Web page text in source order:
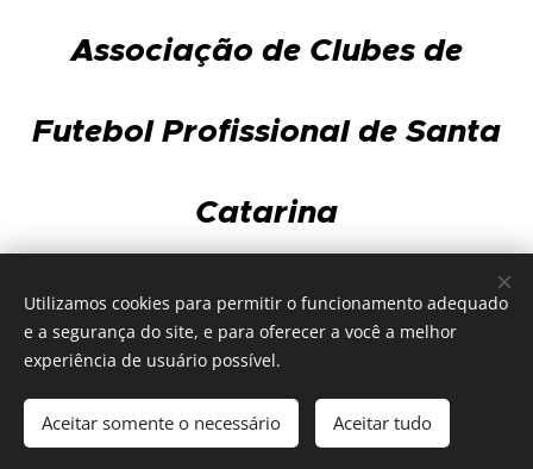
Associação de Clubes de
Futebol Profissional de Santa
Catarina
Av. Gov. Ivo Silveira, 3.568 - sala 101 - Capoeiras
88085-002 - Florianópolis
Fone/Fax 48 3025-7858 | WhatsApp 48 99906-5917
Webnode
Utilizamos cookies para permitir o funcionamento adequado
e a segurança do site, e para oferecer a você a melhor
experiência de usuário possível.
Aceitar somente o necessário Aceitar tudo